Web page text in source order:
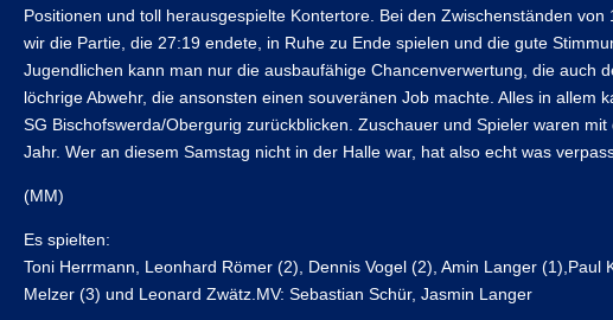
Positionen und toll herausgespielte Kontertore. Bei den Zwischenständen
wir die Partie, die 27:19 endete, in Ruhe zu Ende spielen und die gute
Jugendlichen kann man nur die ausbaufähige Chancenverwertung, die auch
löchrige Abwehr, die ansonsten einen souveränen Job machte. Alles in
SG Bischofswerda/Obergurig zurückblicken. Zuschauer und Spieler waren
Jahr. Wer an diesem Samstag nicht in der Halle war, hat also echt was
(MM)
Es spielten:
Toni Herrmann, Leonhard Römer (2), Dennis Vogel (2), Amin Langer
Melzer (3) und Leonard Zwätz.MV: Sebastian Schür, Jasmin Langer